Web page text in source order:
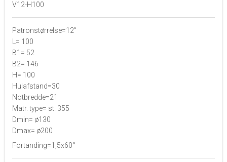
V12-H100
Patronstørrelse=12”
L= 100
B1= 52
B2= 146
H= 100
Hulafstand=30
Notbredde=21
Matr. type= st. 355
Dmin= ø130
Dmax= ø200
Fortanding=1,5x60°